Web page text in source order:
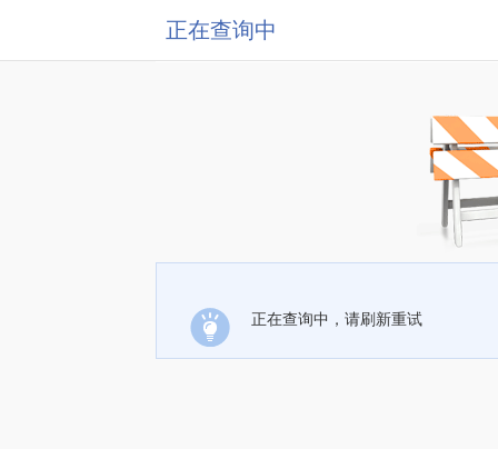
正在查询中
正在查询中，请刷新重试